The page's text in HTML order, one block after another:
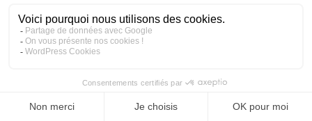
всяко време. Вижте нашатаполитика за поверителност
свържете с нас наgdpr@asd-int.com